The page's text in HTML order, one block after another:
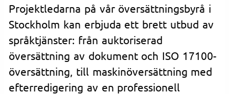
Projektledarna på vår översättningsbyrå i
Stockholm kan erbjuda ett brett utbud av
språktjänster: från auktoriserad
översättning av dokument och ISO 17100-
översättning, till maskinöversättning med
efterredigering av en professionell